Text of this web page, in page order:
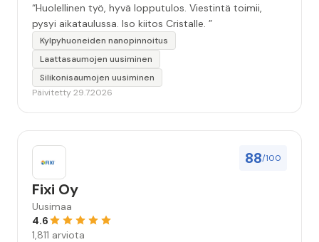
“Huolellinen työ, hyvä lopputulos. Viestintä toimii,
pysyi aikataulussa. Iso kiitos Cristalle. ”
Kylpyhuoneiden nanopinnoitus
Laattasaumojen uusiminen
Silikonisaumojen uusiminen
Päivitetty 29.7.2026
88/100
Fixi Oy
Uusimaa
4.6
1,811 arviota